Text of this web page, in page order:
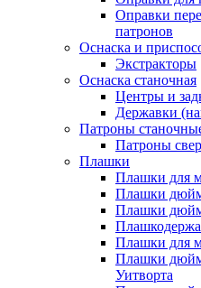
Оправки
патронов
Оснаска и
Экстракторы
Оснаска станочная
Центры и
Державки
Патроны
Патроны
Плашки
Плашки для
Плашки
Плашки
Плашки для
Плашки
Уитворта